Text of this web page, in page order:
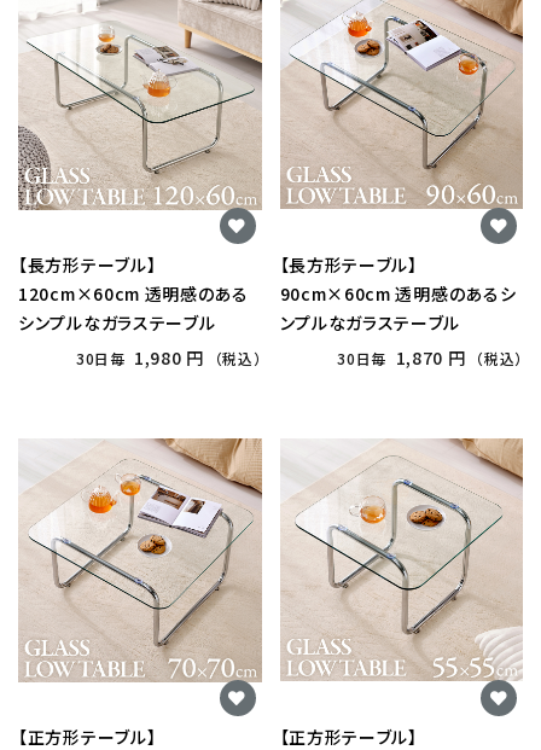
【長方形テーブル】
120cm×60cm 透明感のある
シンプルなガラステーブル
30日毎 1,980 円 （税込）
【長方形テーブル】
90cm×60cm 透明感のあるシ
ンプルなガラステーブル
30日毎 1,870 円 （税込）
【正方形テーブル】
【正方形テーブル】